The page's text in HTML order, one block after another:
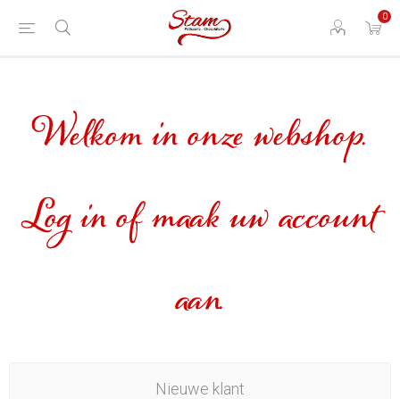
0
Welkom in onze webshop.
Log in of maak uw account
aan.
Nieuwe klant